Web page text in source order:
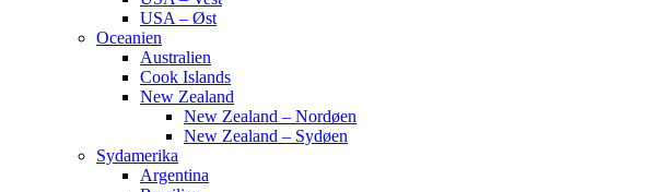
USA – Øst
Oceanien
Australien
Cook Islands
New Zealand
New Zealand – Nordøen
New Zealand – Sydøen
Sydamerika
Argentina